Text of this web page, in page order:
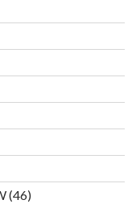
4646